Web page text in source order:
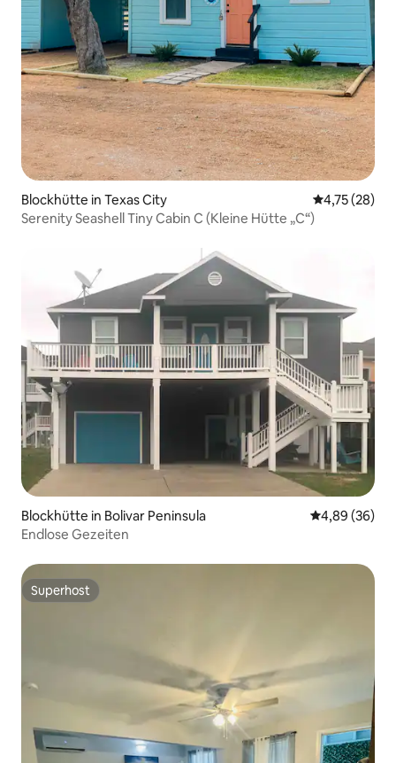
Blockhütte in Texas City
4,75 (28)
Serenity Seashell Tiny Cabin C (Kleine Hütte „C“)
Blockhütte in Bolivar Peninsula
4,89 (36)
Endlose Gezeiten
Superhost
Superhost